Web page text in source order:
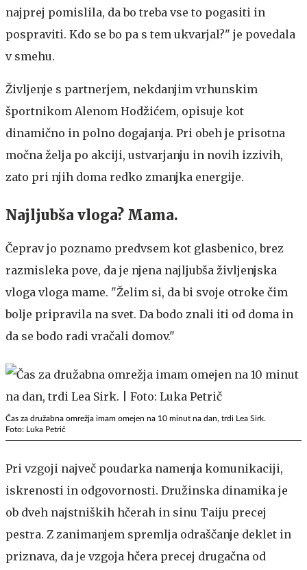
najprej pomislila, da bo treba vse to pogasiti in
pospraviti. Kdo se bo pa s tem ukvarjal?" je povedala
v smehu.
Življenje s partnerjem, nekdanjim vrhunskim
športnikom Alenom Hodžićem, opisuje kot
dinamično in polno dogajanja. Pri obeh je prisotna
močna želja po akciji, ustvarjanju in novih izzivih,
zato pri njih doma redko zmanjka energije.
Najljubša vloga? Mama.
Čeprav jo poznamo predvsem kot glasbenico, brez
razmisleka pove, da je njena najljubša življenjska
vloga vloga mame. "Želim si, da bi svoje otroke čim
bolje pripravila na svet. Da bodo znali iti od doma in
da se bodo radi vračali domov."
Čas za družabna omrežja imam omejen na 10 minut na dan, trdi Lea Sirk.
Foto: Luka Petrič
Pri vzgoji največ poudarka namenja komunikaciji,
iskrenosti in odgovornosti. Družinska dinamika je
ob dveh najstniških hčerah in sinu Taiju precej
pestra. Z zanimanjem spremlja odraščanje deklet in
priznava, da je vzgoja hčera precej drugačna od